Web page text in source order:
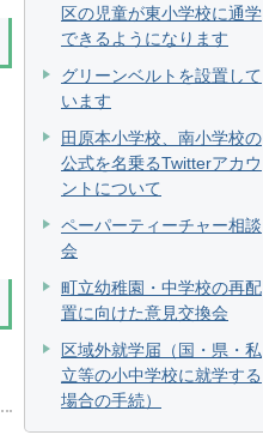
区の児童が東小学校に通学
できるようになります
グリーンベルトを設置して
います
田原本小学校、南小学校の
公式を名乗るTwitterアカウ
ントについて
ペーパーティーチャー相談
会
町立幼稚園・中学校の再配
置に向けた意見交換会
区域外就学届（国・県・私
立等の小中学校に就学する
場合の手続）